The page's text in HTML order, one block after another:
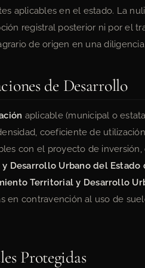
aplicables en el estado. La
registral posterior ni por el
de origen en una
de Desarrollo
aplicable (municipal o
coeficiente de
con el proyecto de
Desarrollo Urbano del Estado
Territorial y Desarrollo
en contravención al uso de
Protegidas